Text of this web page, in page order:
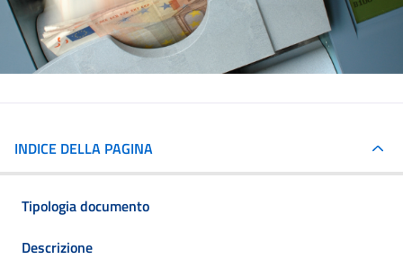
INDICE DELLA PAGINA
Tipologia documento
Descrizione